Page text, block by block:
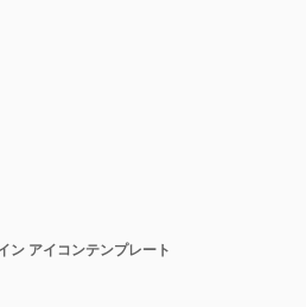
ン アイコンテンプレート